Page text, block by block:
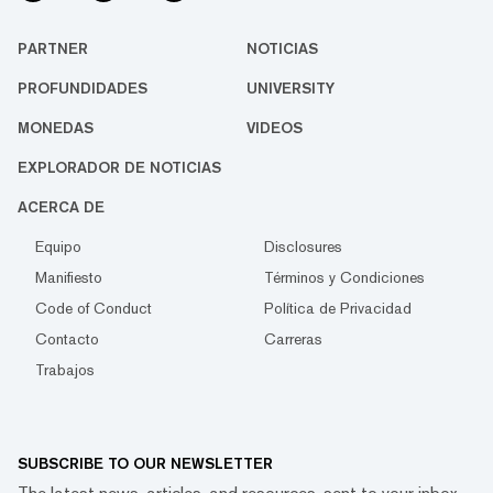
PARTNER NOTICIAS
PROFUNDIDADES UNIVERSITY
MONEDAS VIDEOS
EXPLORADOR DE NOTICIAS
ACERCA DE
Equipo
Disclosures
Manifiesto
Términos y Condiciones
Code of Conduct
Política de Privacidad
Contacto
Carreras
Trabajos
SUBSCRIBE TO OUR NEWSLETTER